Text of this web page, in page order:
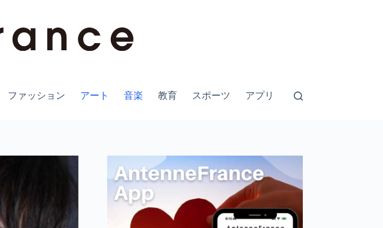
ファッション アート 音楽 教育 スポーツ アプリ